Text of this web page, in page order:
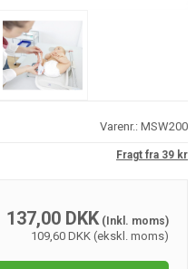
Varenr.:MSW200
Fragt fra 39 kr
137,00 DKK(Inkl. moms)
109,60 DKK (ekskl. moms)